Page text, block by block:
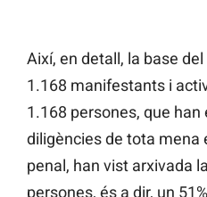
Així, en detall, la base
1.168 manifestants i
1.168 persones, que
diligències de tota mena
penal, han vist arxivada
persones, és a dir, un